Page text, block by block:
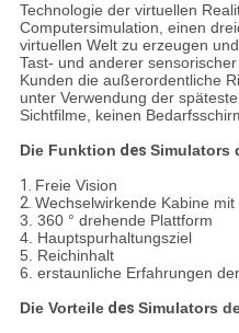
Technologie der virtuellen
Computersimulation, einen
virtuellen Welt zu erzeugen
Tast- und anderer
Kunden die außerordentliche
unter Verwendung der
Sichtfilme, keinen
Die Funktion des Simulators
1. Freie Vision
2. Wechselwirkende Kabine
3. 360 ° drehende Plattform
4. Hauptspurhaltungsziel
5. Reichinhalt
6. erstaunliche Erfahrungen
Die Vorteiledes Simulators